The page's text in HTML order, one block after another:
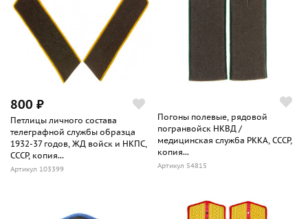
800 ₽
Петлицы личного состава
телеграфной службы образца
1932-37 годов, ЖД войск и НКПС,
СССР, копия...
Артикул 103399
Погоны полевые, рядовой
погранвойск НКВД /
медицинская служба РККА, СССР,
копия...
Артикул 54815